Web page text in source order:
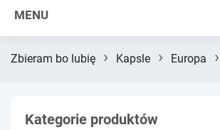
MENU
Zbieram bo lubię › Kapsle › Europa ›
Kategorie produktów